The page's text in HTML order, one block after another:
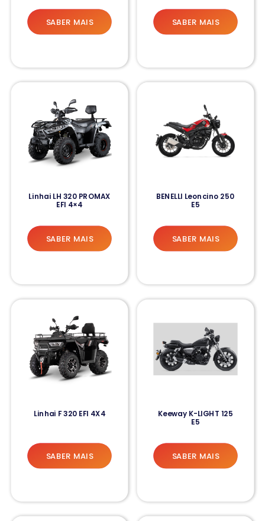
SABER MAIS SABER MAIS
Linhai LH 320 PROMAX
EFI 4×4
SABER MAIS
BENELLI Leoncino 250
E5
SABER MAIS
Linhai F 320 EFI 4X4
SABER MAIS
Keeway K-LIGHT 125
E5
SABER MAIS